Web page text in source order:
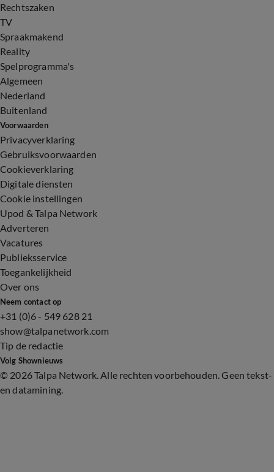
Rechtszaken
TV
Spraakmakend
Reality
Spelprogramma's
Algemeen
Nederland
Buitenland
Voorwaarden
Privacyverklaring
Gebruiksvoorwaarden
Cookieverklaring
Digitale diensten
Cookie instellingen
Upod & Talpa Network
Adverteren
Vacatures
Publieksservice
Toegankelijkheid
Over ons
Neem contact op
+31 (0)6 - 549 628 21
show@talpanetwork.com
Tip de redactie
Volg Shownieuws
© 2026 Talpa Network. Alle rechten voorbehouden. Geen tekst-
en datamining.